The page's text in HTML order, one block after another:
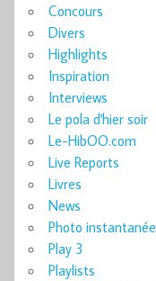
Concours
Divers
Highlights
Inspiration
Interviews
Le pola d'hier soir
Le-HibOO.com
Live Reports
Livres
News
Photo instantanée
Play 3
Playlists